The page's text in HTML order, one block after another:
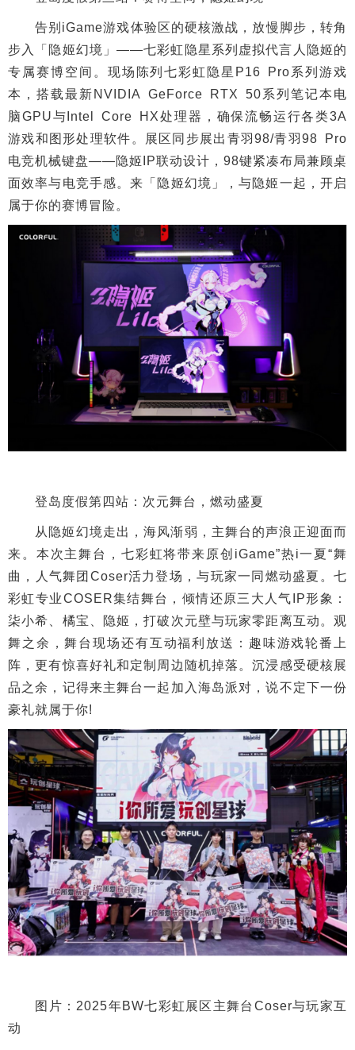
告别iGame游戏体验区的硬核激战，放慢脚步，转角
步入「隐姬幻境」——七彩虹隐星系列虚拟代言人隐姬的
专属赛博空间。现场陈列七彩虹隐星P16 Pro系列游戏
本，搭载最新NVIDIA GeForce RTX 50系列笔记本电
脑GPU与Intel Core HX处理器，确保流畅运行各类3A
游戏和图形处理软件。展区同步展出青羽98/青羽98 Pro
电竞机械键盘——隐姬IP联动设计，98键紧凑布局兼顾桌
面效率与电竞手感。来「隐姬幻境」，与隐姬一起，开启
属于你的赛博冒险。
登岛度假第四站：次元舞台，燃动盛夏
从隐姬幻境走出，海风渐弱，主舞台的声浪正迎面而
来。本次主舞台，七彩虹将带来原创iGame”热i一夏“舞
曲，人气舞团Coser活力登场，与玩家一同燃动盛夏。七
彩虹专业COSER集结舞台，倾情还原三大人气IP形象：
柒小希、橘宝、隐姬，打破次元壁与玩家零距离互动。观
舞之余，舞台现场还有互动福利放送：趣味游戏轮番上
阵，更有惊喜好礼和定制周边随机掉落。沉浸感受硬核展
品之余，记得来主舞台一起加入海岛派对，说不定下一份
豪礼就属于你!
图片：2025年BW七彩虹展区主舞台Coser与玩家互
动